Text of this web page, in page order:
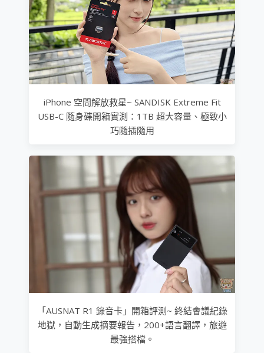
iPhone 空間解放救星~ SANDISK Extreme Fit
USB-C 隨身碟開箱實測：1TB 超大容量、極致小
巧隨插隨用
「AUSNAT R1 錄音卡」開箱評測~ 終結會議紀錄
地獄，自動生成摘要報告，200+語言翻譯，旅遊
最強搭檔。